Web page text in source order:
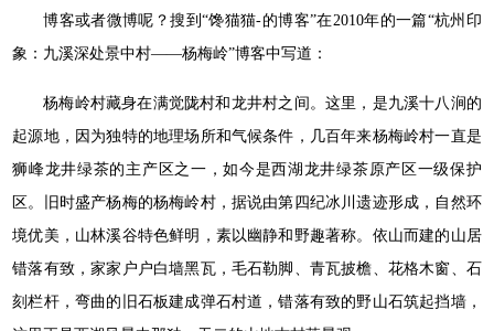
博客或者微博呢？搜到“馋猫猫-的博客”在2010年的一篇“杭州印
象：九溪深处景中村——杨梅岭”博客中写道：
杨梅岭村藏身在满觉陇村和龙井村之间。这里，是九溪十八涧的
起源地，因为独特的地理场所和气候条件，几百年来杨梅岭村一直是
狮峰龙井绿茶的主产区之一，如今是西湖龙井绿茶原产区一级保护
区。旧时盛产杨梅的杨梅岭村，据说由第四纪冰川遗迹形成，自然环
境优美，山林溪谷特色鲜明，素以幽静和野趣著称。依山而建的山居
错落有致，家家户户白墙黑瓦，毛石勒脚、青瓦披檐、花格木窗、石
刻栏杆，弯曲的旧石板建成弹石村道，错落有致的野山石筑起挡墙，